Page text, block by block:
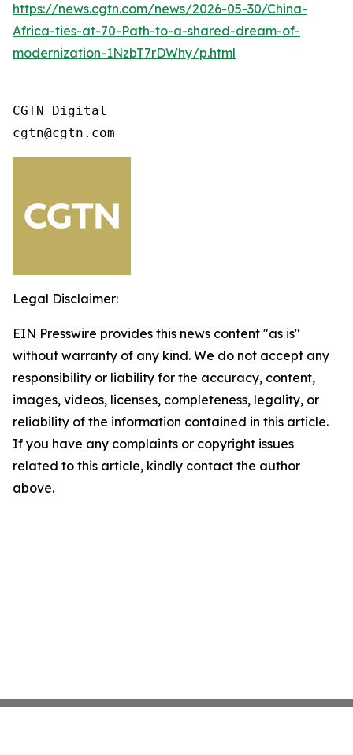
https://news.cgtn.com/news/2026-05-30/China-
Africa-ties-at-70-Path-to-a-shared-dream-of-
modernization-1NzbT7rDWhy/p.html
CGTN Digital
cgtn@cgtn.com
Legal Disclaimer:
EIN Presswire provides this news content "as is"
without warranty of any kind. We do not accept any
responsibility or liability for the accuracy, content,
images, videos, licenses, completeness, legality, or
reliability of the information contained in this article.
If you have any complaints or copyright issues
related to this article, kindly contact the author
above.